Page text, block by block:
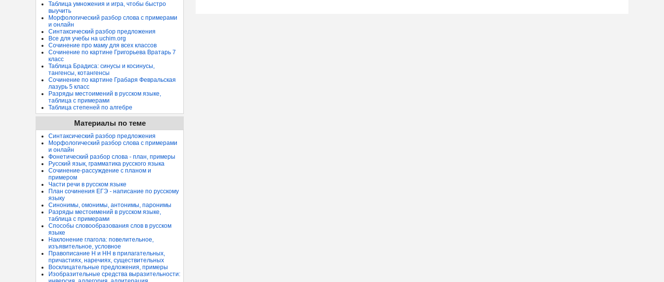
Таблица умножения и игра, чтобы быстро
выучить
Морфологический разбор слова с примерами
и онлайн
Синтаксический разбор предложения
Все для учебы на uchim.org
Сочинение про маму для всех классов
Сочинение по картине Григорьева Вратарь 7
класс
Таблица Брадиса: синусы и косинусы,
тангенсы, котангенсы
Сочинение по картине Грабаря Февральская
лазурь 5 класс
Разряды местоимений в русском языке,
таблица с примерами
Таблица степеней по алгебре
Материалы по теме
Синтаксический разбор предложения
Морфологический разбор слова с примерами
и онлайн
Фонетический разбор слова - план, примеры
Русский язык, грамматика русского языка
Сочинение-рассуждение с планом и
примером
Части речи в русском языке
План сочинения ЕГЭ - написание по русскому
языку
Синонимы, омонимы, антонимы, паронимы
Разряды местоимений в русском языке,
таблица с примерами
Способы словообразования слов в русском
языке
Наклонение глагола: повелительное,
изъявительное, условное
Правописание Н и НН в прилагательных,
причастиях, наречиях, существительных
Восклицательные предложения, примеры
Изобразительные средства выразительности: